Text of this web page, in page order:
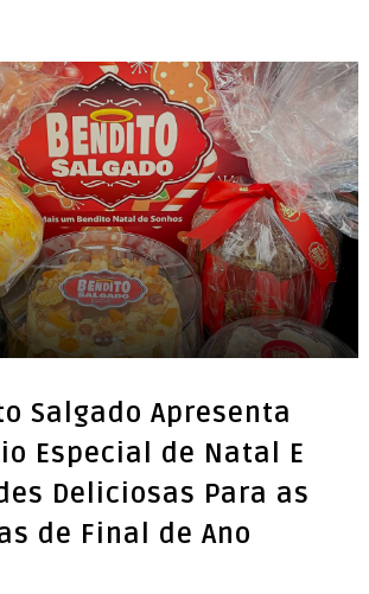
Salgado Apresenta
Especial de Natal E
Deliciosas Para as
de Final de Ano